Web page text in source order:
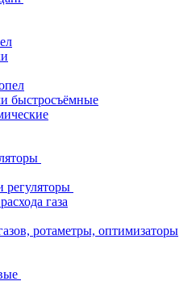
быстросъёмные
регуляторы
газа
ротаметры, оптимизаторы